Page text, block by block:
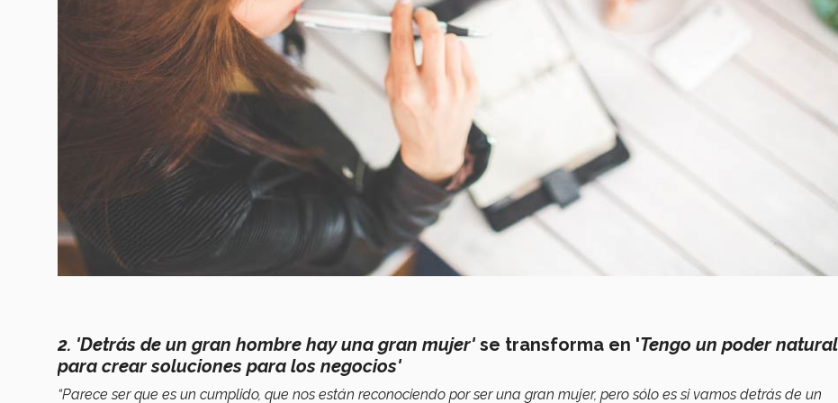
2. 'Detrás de un gran hombre hay una gran mujer'se transforma en 'Tengo un poder natural
para crear soluciones para los negocios'
“Parece ser que es un cumplido, que nos están reconociendo por ser una gran mujer, pero sólo es si vamos detrás de un